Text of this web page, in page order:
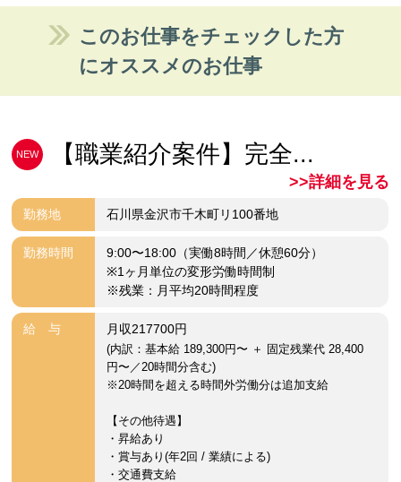
このお仕事をチェックした方
にオススメのお仕事
NEW 【職業紹介案件】完全...
>>詳細を見る
勤務地 石川県金沢市千木町リ100番地
勤務時間
9:00〜18:00（実働8時間／休憩60分）
※1ヶ月単位の変形労働時間制
※残業：月平均20時間程度
給 与 月収217700円
(内訳：基本給 189,300円〜 ＋ 固定残業代 28,400
円〜／20時間分含む)
※20時間を超える時間外労働分は追加支給
【その他待遇】
・昇給あり
・賞与あり(年2回 / 業績による)
・交通費支給